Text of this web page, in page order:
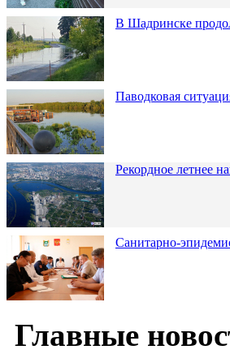
В Шадринске
Паводковая
Рекордное летнее
Санитарно-
Главные